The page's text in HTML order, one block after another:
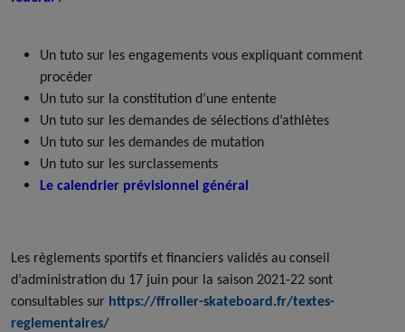
Un tuto sur les engagements vous expliquant comment
procéder
Un tuto sur la constitution d’une entente
Un tuto sur les demandes de sélections d’athlètes
Un tuto sur les demandes de mutation
Un tuto sur les surclassements
Le calendrier prévisionnel général
Les règlements sportifs et financiers validés au conseil
d’administration du 17 juin pour la saison 2021-22 sont
consultables sur https://ffroller-skateboard.fr/textes-
reglementaires/